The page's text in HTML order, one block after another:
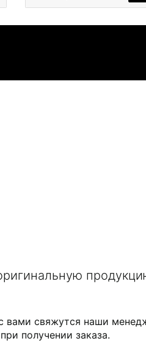
вами свяжутся наши
получении заказа.